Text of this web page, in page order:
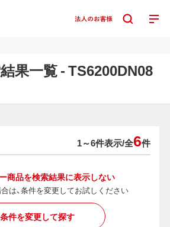
果一覧 - TS6200DN08
1～6件表示/全6件
商品を検索結果に表示しない
は、条件を変更してお試しください
条件を変更して探す